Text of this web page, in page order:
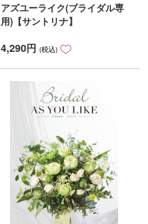
アズユーライク(ブライダル専
用)【サントリナ】
4,290円 (税込)